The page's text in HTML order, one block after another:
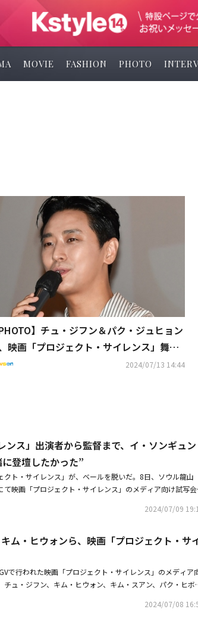
MOVIE FASHION PHOTO
PHOTO】チュ・ジフン＆パク・ジュヒョン
映画「プロジェクト・サイレンス」舞台
に出席
2024/07/13 14:44
ンス」出演者から監督まで、イ・ソンギュン
登壇したかった”
ト・サイレンス」が、ベールを脱いだ。8日、ソウル龍山
て映画「プロジェクト・サイレンス」のメディア向け試写会
い霧の中、連続追突事故が起き、崩壊危機の空港大橋に放
ゴン監督は「イ・ソンギュンさんも一緒だったらよかったの
まで、すべての装置、空間を理解しなければならなかった。
んが一緒に考えてくれた。動線やキャラクターの感情につ
て議論を交わし、映画全体の答えを探していった」と述べ
された同作。韓国での公開が遅くなったことに対して監督
なるのではないか、という期待があった。そのため、再び
2024/07/09
キム・ヒウォンら、映画「プロジェクト・サ
で行われた映画「プロジェクト・サイレンス」のメディア
ュ・ジフン、キム・ヒウォン、キム・スアン、パク・ヒボ
制不能の軍事用実験犬から生き残るために極限の死闘を繰
2024/07/08